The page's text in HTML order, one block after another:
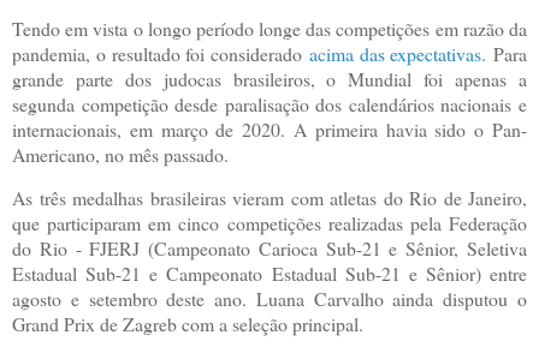
Tendo em vista o longo período longe das competições em razão da
pandemia, o resultado foi considerado acima das expectativas. Para
grande parte dos judocas brasileiros, o Mundial foi apenas a
segunda competição desde paralisação dos calendários nacionais e
internacionais, em março de 2020. A primeira havia sido o Pan-
Americano, no mês passado.
As três medalhas brasileiras vieram com atletas do Rio de Janeiro,
que participaram em cinco competições realizadas pela Federação
do Rio - FJERJ (Campeonato Carioca Sub-21 e Sênior, Seletiva
Estadual Sub-21 e Campeonato Estadual Sub-21 e Sênior) entre
agosto e setembro deste ano. Luana Carvalho ainda disputou o
Grand Prix de Zagreb com a seleção principal.